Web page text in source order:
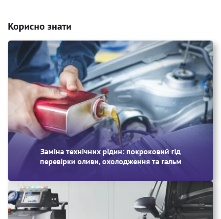
Корисно знати
Заміна технічних рідин: покроковий гід
перевірки оливи, охолодження та гальм